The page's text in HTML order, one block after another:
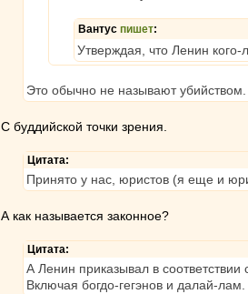
Вантус пишет:
Утверждая, что Ленин
Это обычно не называют убийством.
С буддийской точки зрения.
Цитата:
Принято у нас, юристов (я еще и
А как называется законное?
Цитата:
А Ленин приказывал в
Включая богдо-гегэнов и далай-лам.